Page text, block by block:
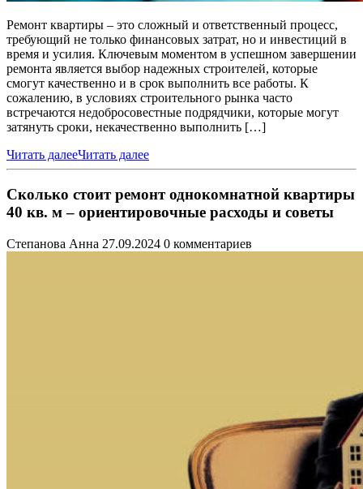
Ремонт квартиры – это сложный и ответственный процесс,
требующий не только финансовых затрат, но и инвестиций в
время и усилия. Ключевым моментом в успешном завершении
ремонта является выбор надежных строителей, которые
смогут качественно и в срок выполнить все работы. К
сожалению, в условиях строительного рынка часто
встречаются недобросовестные подрядчики, которые могут
затянуть сроки, некачественно выполнить […]
Читать далееЧитать далее
Сколько стоит ремонт однокомнатной квартиры
40 кв. м – ориентировочные расходы и советы
Степанова Анна 27.09.2024 0 комментариев